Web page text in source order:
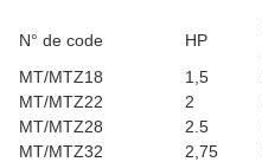
N° de code HP
MT/MTZ18
1,5
MT/MTZ22
2
MT/MTZ28
2.5
MT/MTZ32
2,75